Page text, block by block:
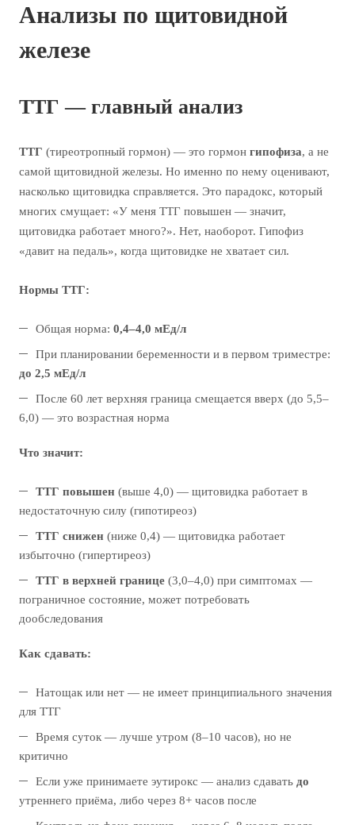
Анализы по щитовидной
железе
ТТГ — главный анализ
ТТГ (тиреотропный гормон) — это гормон гипофиза, а не
самой щитовидной железы. Но именно по нему оценивают,
насколько щитовидка справляется. Это парадокс, который
многих смущает: «У меня ТТГ повышен — значит,
щитовидка работает много?». Нет, наоборот. Гипофиз
«давит на педаль», когда щитовидке не хватает сил.
Нормы ТТГ:
Общая норма: 0,4–4,0 мЕд/л
При планировании беременности и в первом триместре:
до 2,5 мЕд/л
После 60 лет верхняя граница смещается вверх (до 5,5–
6,0) — это возрастная норма
Что значит:
ТТГ повышен (выше 4,0) — щитовидка работает в
недостаточную силу (гипотиреоз)
ТТГ снижен (ниже 0,4) — щитовидка работает
избыточно (гипертиреоз)
ТТГ в верхней границе (3,0–4,0) при симптомах —
пограничное состояние, может потребовать
дообследования
Как сдавать:
Натощак или нет — не имеет принципиального значения
для ТТГ
Время суток — лучше утром (8–10 часов), но не
критично
Если уже принимаете эутирокс — анализ сдавать до
утреннего приёма, либо через 8+ часов после